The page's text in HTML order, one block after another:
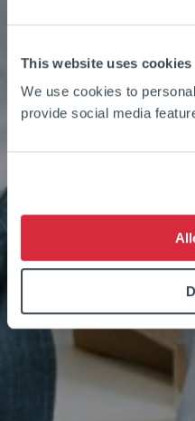
This website uses cookies
We use cookies to
provide social media